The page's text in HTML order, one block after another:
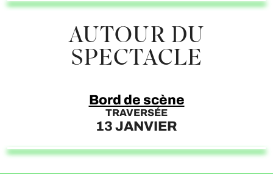
AUTOUR DU
SPECTACLE
Bord de scène
TRAVERSÉE
13 JANVIER